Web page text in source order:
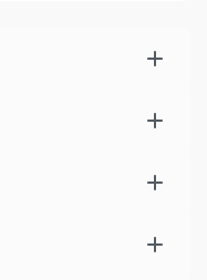
€)
Einkaufswert
und Kapseln